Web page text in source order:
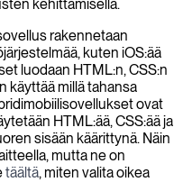
kehittämisellä.
rakennetaan
kuten iOS:ää
luodaan HTML:n, CSS:n
käyttää millä tahansa
ovat
HTML:ää, CSS:ää ja
sisään käärittynä. Näin
mutta ne on
täältä, miten valita oikea